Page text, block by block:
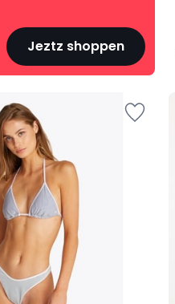
Jeztz shoppen